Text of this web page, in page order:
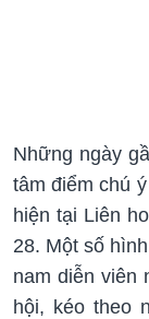
Những ngày
tâm điểm chú
hiện tại Liên
28. Một số
nam diễn viên
hội, kéo theo